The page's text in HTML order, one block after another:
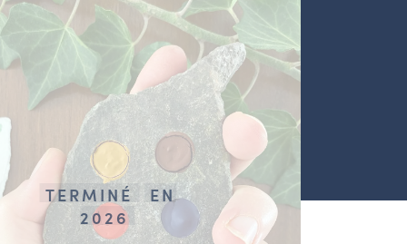
TERMINÉ
EN
2026